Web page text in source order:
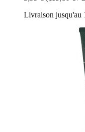
Livraison jusqu'au